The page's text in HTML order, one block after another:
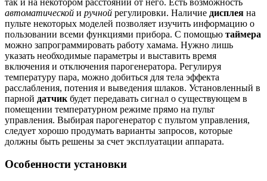
автоматической и ручной регулировки. Наличие дисплея на
пульте некоторых моделей позволяет изучить информацию о
пользовании всеми функциями прибора. С помощью таймера
можно запрограммировать работу хамама. Нужно лишь
указать необходимые параметры и выставить время
включения и отключения парогенератора. Регулируя
температуру пара, можно добиться для тела эффекта
расслабления, потения и выведения шлаков. Установленный в
парной датчик будет передавать сигнал о существующем в
помещении температурном режиме прямо на пульт
управления. Выбирая парогенератор с пультом управления,
следует хорошо продумать варианты запросов, которые
должны быть решены за счет эксплуатации аппарата.
Особенности установки